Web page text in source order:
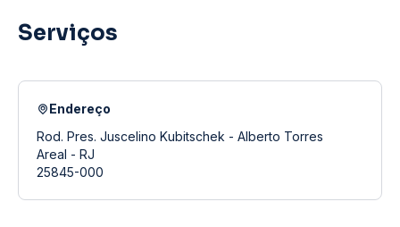
Serviços
Endereço
Rod. Pres. Juscelino Kubitschek - Alberto Torres
Areal - RJ
25845-000